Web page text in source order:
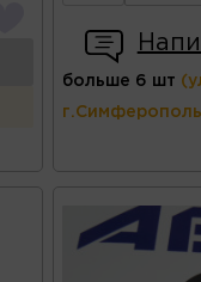
больше 6 шт